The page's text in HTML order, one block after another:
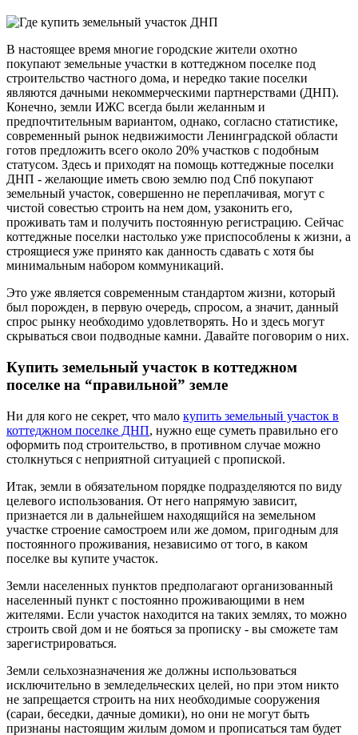
В настоящее время многие городские жители охотно
покупают земельные участки в коттеджном поселке под
строительство частного дома, и нередко такие поселки
являются дачными некоммерческими партнерствами (ДНП).
Конечно, земли ИЖС всегда были желанным и
предпочтительным вариантом, однако, согласно статистике,
современный рынок недвижимости Ленинградской области
готов предложить всего около 20% участков с подобным
статусом. Здесь и приходят на помощь коттеджные поселки
ДНП - желающие иметь свою землю под Спб покупают
земельный участок, совершенно не переплачивая, могут с
чистой совестью строить на нем дом, узаконить его,
проживать там и получить постоянную регистрацию. Сейчас
коттеджные поселки настолько уже приспособлены к жизни, а
строящиеся уже принято как данность сдавать с хотя бы
минимальным набором коммуникаций.
Это уже является современным стандартом жизни, который
был порожден, в первую очередь, спросом, а значит, данный
спрос рынку необходимо удовлетворять. Но и здесь могут
скрываться свои подводные камни. Давайте поговорим о них.
Купить земельный участок в коттеджном
поселке на “правильной” земле
Ни для кого не секрет, что мало купить земельный участок в
коттеджном поселке ДНП, нужно еще суметь правильно его
оформить под строительство, в противном случае можно
столкнуться с неприятной ситуацией с пропиской.
Итак, земли в обязательном порядке подразделяются по виду
целевого использования. От него напрямую зависит,
признается ли в дальнейшем находящийся на земельном
участке строение самостроем или же домом, пригодным для
постоянного проживания, независимо от того, в каком
поселке вы купите участок.
Земли населенных пунктов предполагают организованный
населенный пункт с постоянно проживающими в нем
жителями. Если участок находится на таких землях, то можно
строить свой дом и не бояться за прописку - вы сможете там
зарегистрироваться.
Земли сельхозназначения же должны использоваться
исключительно в земледельческих целей, но при этом никто
не запрещается строить на них необходимые сооружения
(сараи, беседки, дачные домики), но они не могут быть
признаны настоящим жилым домом и прописаться там будет